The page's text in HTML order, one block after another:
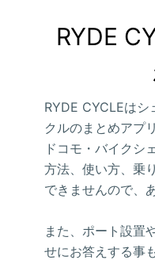
RYDE
RYDE CYCLEはシ
クルのまとめアプ
ドコモ・バイク
方法、使い方、乗
できませんので、
また、ポート設置
せにお答えする事